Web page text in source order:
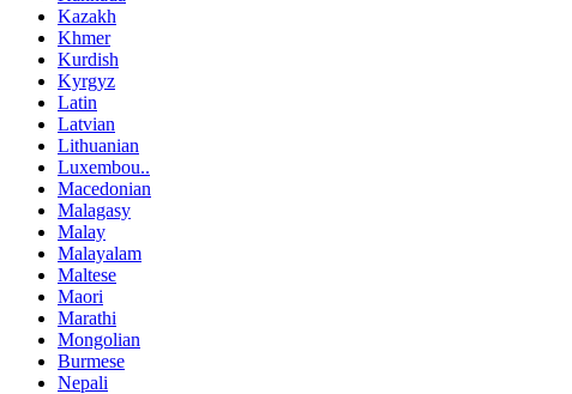
Kazakh
Khmer
Kurdish
Kyrgyz
Latin
Latvian
Lithuanian
Luxembou..
Macedonian
Malagasy
Malay
Malayalam
Maltese
Maori
Marathi
Mongolian
Burmese
Nepali